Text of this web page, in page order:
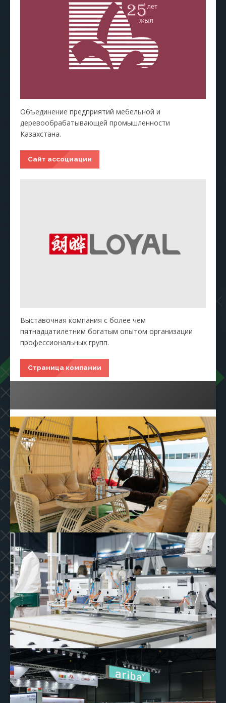
Объединение предприятий мебельной и
деревообрабатывающей промышленности
Казахстана.
Сайт ассоциации
Выставочная компания с более чем
пятнадцатилетним богатым опытом организации
профессиональных групп.
Страница компании